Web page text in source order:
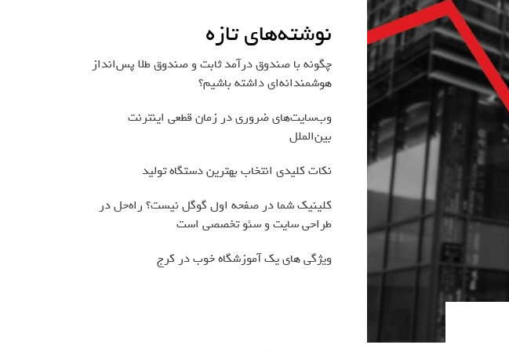
نوشته‌های تازه
چگونه با صندوق درآمد ثابت و صندوق طلا پس‌انداز
هوشمندانه‌ای داشته باشیم؟
وب‌سایت‌های ضروری در زمان قطعی اینترنت
بین‌الملل
نکات کلیدی انتخاب بهترین دستگاه تولید
کلینیک شما در صفحه اول گوگل نیست؟ راه‌حل در
طراحی سایت و سئو تخصصی است
ویژگی های یک آموزشگاه خوب در کرج